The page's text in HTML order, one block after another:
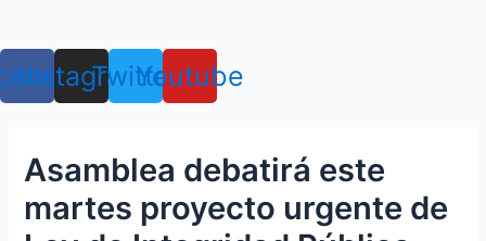
Instagram
TwitterYoutube
Asamblea debatirá este
martes proyecto urgente de
entradas